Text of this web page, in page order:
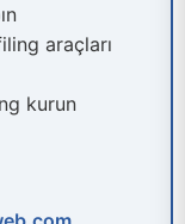
araçları
kurun